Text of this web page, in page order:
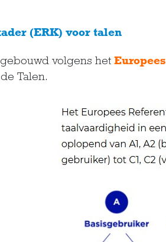
(ERK) voor talen
volgens het Europees
Talen.